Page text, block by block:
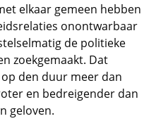
elkaar gemeen hebben
onontwarbaar
de politieke
zoekgemaakt. Dat
den duur meer dan
en bedreigender dan
geloven.